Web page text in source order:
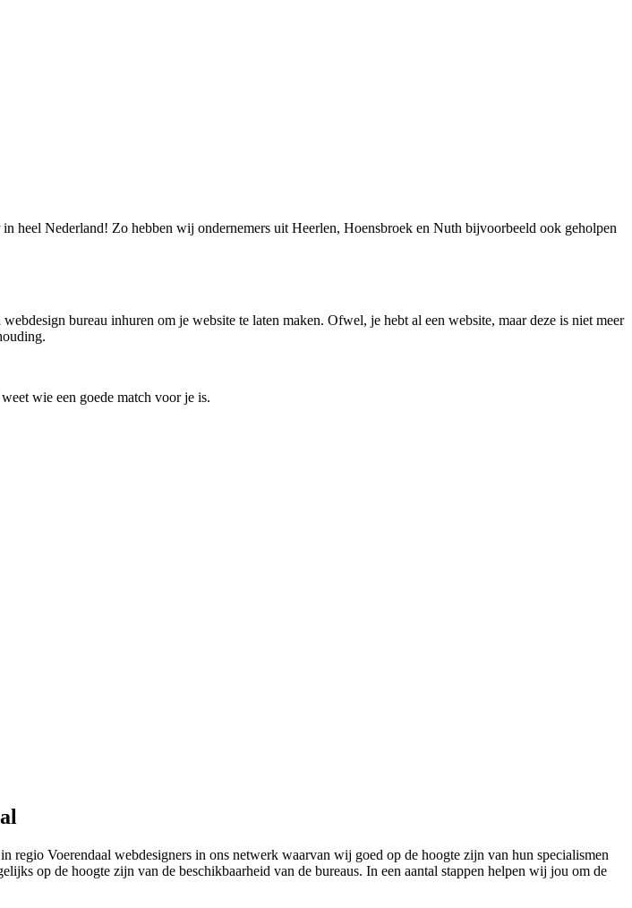
heel Nederland! Zo hebben wij ondernemers uit Heerlen, Hoensbroek en Nuth bijvoorbeeld ook geholpen
bureau inhuren om je website te laten maken. Ofwel, je hebt al een website, maar deze is niet meer
wie een goede match voor je is.
regio Voerendaal webdesigners in ons netwerk waarvan wij goed op de hoogte zijn van hun specialismen
op de hoogte zijn van de beschikbaarheid van de bureaus. In een aantal stappen helpen wij jou om de